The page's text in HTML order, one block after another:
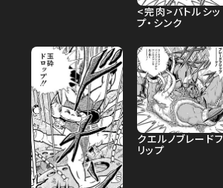
<完肉>バトルシッ
プ・シンク
クエルノブレードフ
リップ